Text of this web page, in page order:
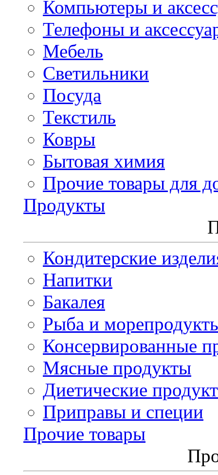
Компьютеры и
Телефоны и
Мебель
Светильники
Посуда
Текстиль
Ковры
Бытовая химия
Прочие товары для
Продукты
Кондитерские
Напитки
Бакалея
Рыба и
Консервированные
Мясные продукты
Диетические
Приправы и специи
Прочие товары